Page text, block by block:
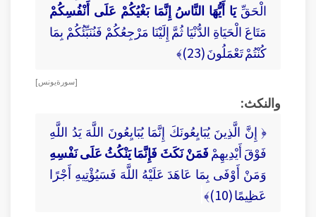
الْحَقِّيَا أَيُّهَا النَّاسُ إِنَّمَا بَغْيُكُمْ عَلَى أَنْفُسِكُمْ
مَتَاعَ الْحَيَاةِ الدُّنْيَا ثُمَّ إِلَيْنَا مَرْجِعُكُمْ فَنُنَبِّئُكُمْ بِمَا
كُنْتُمْ تَعْمَلُونَ (23)﴾
[ سورة يونس ]
والنكث:
﴿ إِنَّ الَّذِينَ يُبَايِعُونَكَ إِنَّمَا يُبَايِعُونَ اللَّهَ يَدُ اللَّهِ
فَوْقَ أَيْدِيهِمْفَمَنْ نَكَثَ فَإِنَّمَا يَنْكُثُ عَلَى نَفْسِهِ
وَمَنْ أَوْفَى بِمَا عَاهَدَ عَلَيْهُ اللَّهَ فَسَيُؤْتِيهِ أَجْرًا
عَظِيمًا (10)﴾